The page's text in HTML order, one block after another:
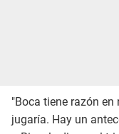
"Boca tiene razón
jugaría. Hay un